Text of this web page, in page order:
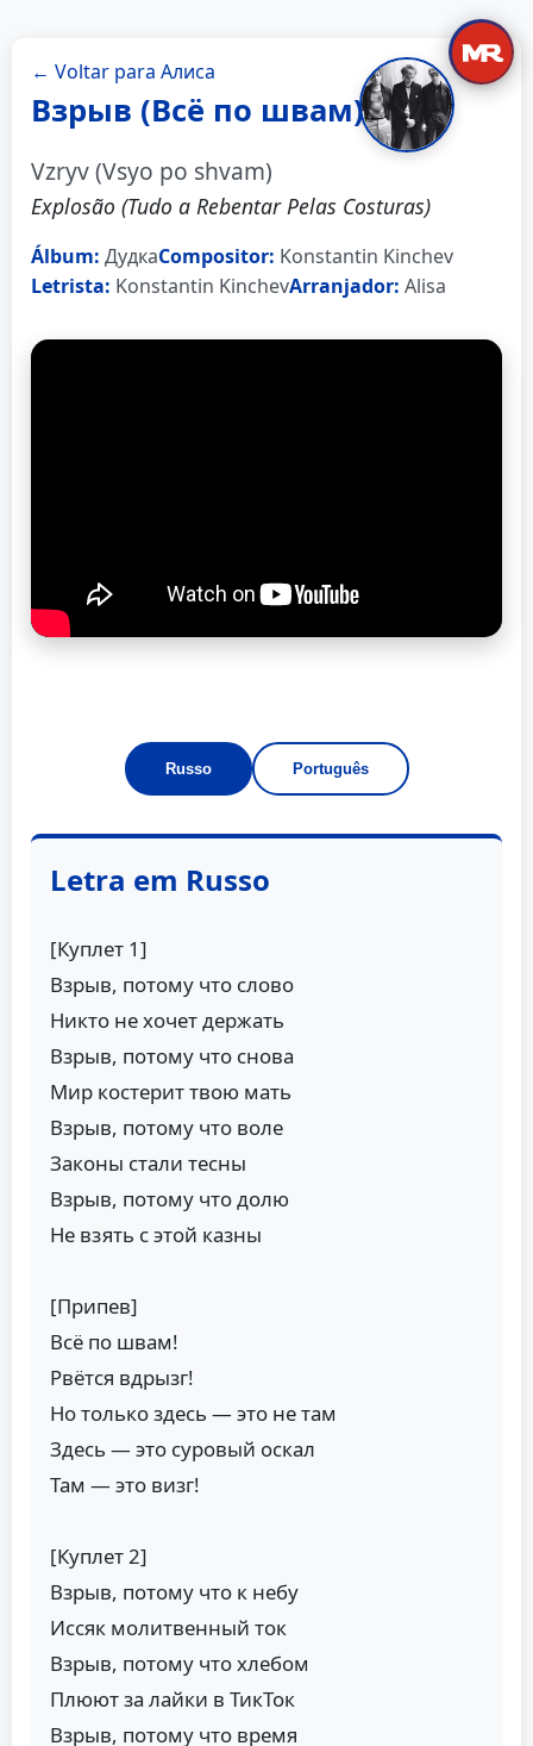
← Voltar para Алиса
Взрыв (Всё по швам)
Vzryv (Vsyo po shvam)
Explosão (Tudo a Rebentar Pelas Costuras)
Álbum: ДудкаCompositor: Konstantin Kinchev
Letrista: Konstantin KinchevArranjador: Alisa
Russo Português
Letra em Russo
[Куплет 1]
Взрыв, потому что слово
Никто не хочет держать
Взрыв, потому что снова
Мир костерит твою мать
Взрыв, потому что воле
Законы стали тесны
Взрыв, потому что долю
Не взять с этой казны
[Припев]
Всё по швам!
Рвётся вдрызг!
Но только здесь — это не там
Здесь — это суровый оскал
Там — это визг!
[Куплет 2]
Взрыв, потому что к небу
Иссяк молитвенный ток
Взрыв, потому что хлебом
Плюют за лайки в ТикТок
Взрыв, потому что время